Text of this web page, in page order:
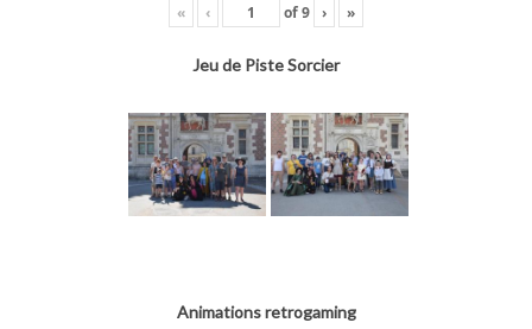
« ‹ of9 › »
Jeu de Piste Sorcier
Animations retrogaming